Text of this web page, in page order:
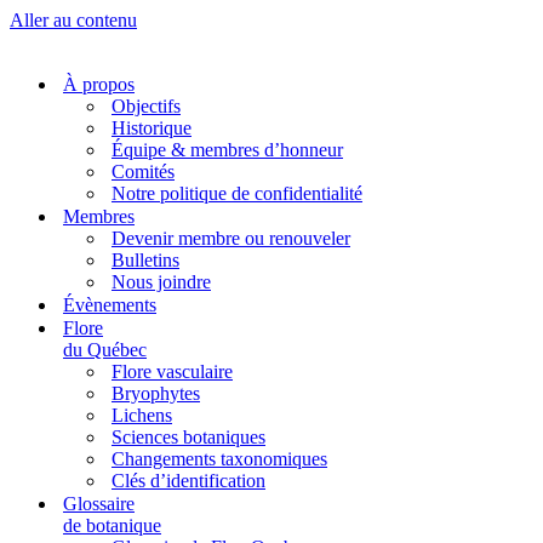
Aller au contenu
À propos
Objectifs
Historique
Équipe & membres d’honneur
Comités
Notre politique de confidentialité
Membres
Devenir membre ou renouveler
Bulletins
Nous joindre
Évènements
Flore
du Québec
Flore vasculaire
Bryophytes
Lichens
Sciences botaniques
Changements taxonomiques
Clés d’identification
Glossaire
de botanique